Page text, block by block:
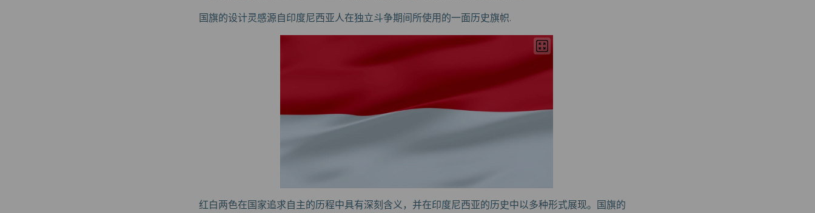
国旗的设计灵感源自印度尼西亚人在独立斗争期间所使用的一面历史旗帜.
红白两色在国家追求自主的历程中具有深刻含义，并在印度尼西亚的历史中以多种形式展现。国旗的